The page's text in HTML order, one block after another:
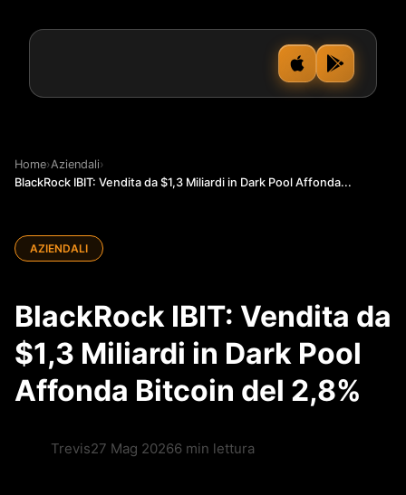
Home›Aziendali›
BlackRock IBIT: Vendita da $1,3 Miliardi in Dark Pool Affonda...
AZIENDALI
BlackRock IBIT: Vendita da
$1,3 Miliardi in Dark Pool
Affonda Bitcoin del 2,8%
Trevis27 Mag 20266 min lettura